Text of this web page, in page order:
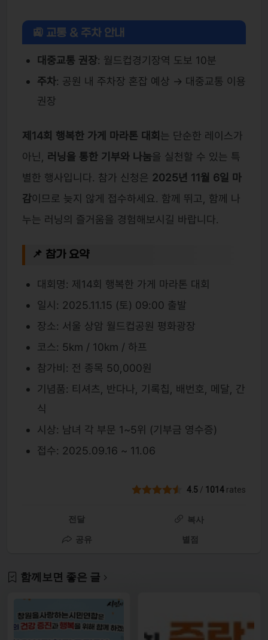
🚉 교통 & 주차 안내
대중교통 권장: 월드컵경기장역 도보 10분
주차: 공원 내 주차장 혼잡 예상 → 대중교통 이용
권장
제14회 행복한 가게 마라톤 대회 는 단순한 레이스가
아닌, 러닝을 통한 기부와 나눔을 실천할 수 있는 특
별한 행사입니다. 참가 신청은 2025년 11월 6일 마
감이므로 늦지 않게 접수하세요. 함께 뛰고, 함께 나
누는 러닝의 즐거움을 경험해보시길 바랍니다.
📌 참가 요약
대회명: 제14회 행복한 가게 마라톤 대회
일시: 2025.11.15 (토) 09:00 출발
장소: 서울 상암 월드컵공원 평화광장
코스: 5km / 10km / 하프
참가비: 전 종목 50,000원
기념품: 티셔츠, 반다나, 기록칩, 배번호, 메달, 간
식
시상: 남녀 각 부문 1~5위 (기부금 영수증)
접수: 2025.09.16 ~ 11.06
4.5 / 1014 rates
전달 복사
공유 별점
함께보면 좋은 글